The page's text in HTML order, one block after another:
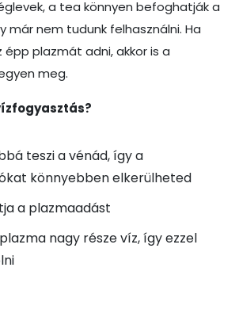
a tea könnyen befoghatják a
már nem tudunk felhasználni. Ha
épp plazmát adni, akkor is a
meg.
teszi a vénád, így a
könnyebben elkerülheted
a plazmaadást
nagy része víz, így ezzel